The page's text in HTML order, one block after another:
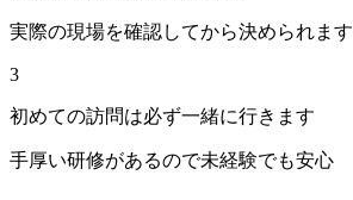
実際の現場を確認してから決められます
3
初めての訪問は必ず一緒に行きます
手厚い研修があるので未経験でも安心